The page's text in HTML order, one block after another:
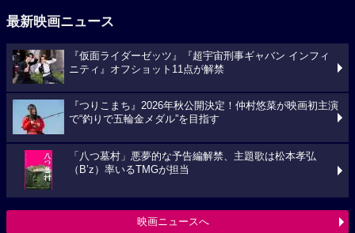
最新映画ニュース
『仮面ライダーゼッツ』『超宇宙刑事ギャバン インフィ
ニティ』オフショット11点が解禁
『つりこまち』2026年秋公開決定！仲村悠菜が映画初主演
で“釣りで五輪金メダル”を目指す
「八つ墓村」悪夢的な予告編解禁、主題歌は松本孝弘
（B’z）率いるTMGが担当
映画ニュースへ